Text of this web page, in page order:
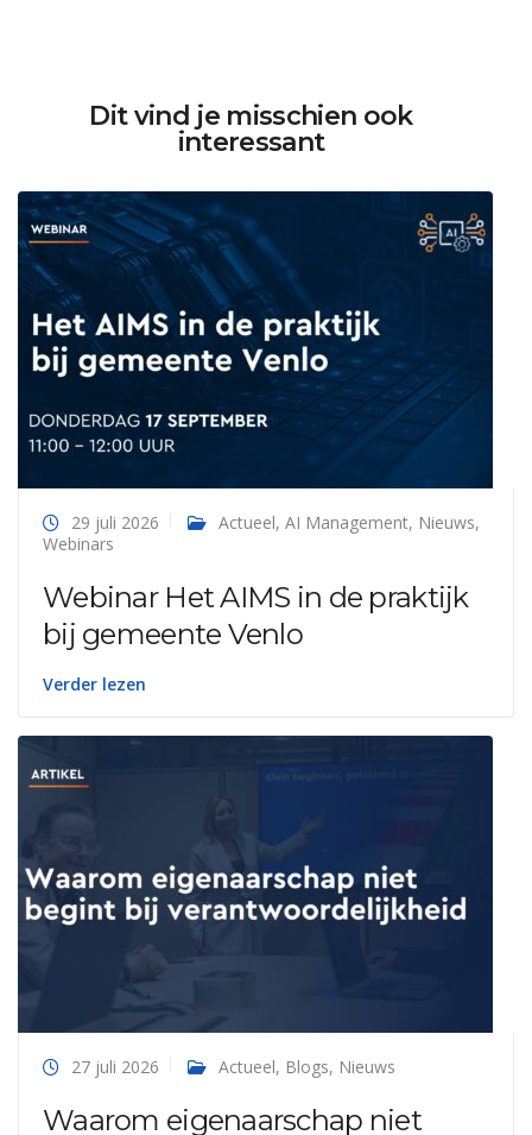
Dit vind je misschien ook
interessant
29 juli 2026 Actueel, AI Management, Nieuws,
Webinars
Webinar Het AIMS in de praktijk
bij gemeente Venlo
Verder lezen
27 juli 2026 Actueel, Blogs, Nieuws
Waarom eigenaarschap niet